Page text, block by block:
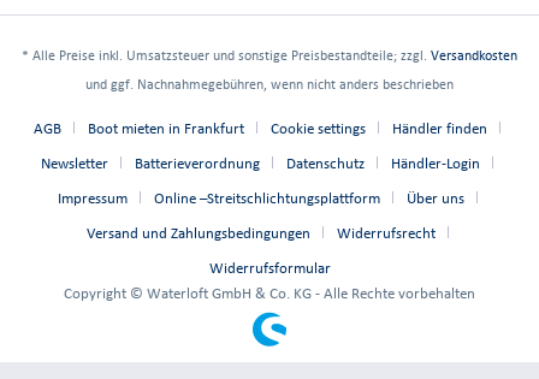
* Alle Preise inkl. Umsatzsteuer und sonstige Preisbestandteile; zzgl. Versandkosten
und ggf. Nachnahmegebühren, wenn nicht anders beschrieben
AGB Boot mieten in Frankfurt Cookie settings Händler finden
Newsletter Batterieverordnung Datenschutz Händler-Login
Impressum Online –Streitschlichtungsplattform Über uns
Versand und Zahlungsbedingungen Widerrufsrecht
Widerrufsformular
Copyright © Waterloft GmbH & Co. KG - Alle Rechte vorbehalten